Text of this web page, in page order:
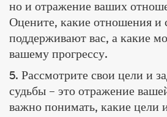
но и отражение ваших
Оцените, какие отношения и
поддерживают вас, а какие
вашему прогрессу.
5. Рассмотрите свои цели и
судьбы – это отражение
важно понимать, какие цели